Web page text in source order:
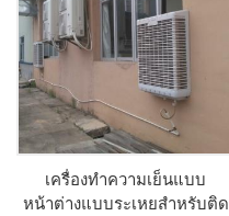
เครื่องทำความเย็นแบบ
หน้าต่างแบบระเหยสำหรับติด